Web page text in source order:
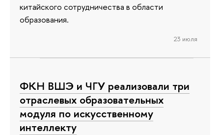
китайского сотрудничества в области
образования.
23 июля
ФКН ВШЭ и ЧГУ реализовали три
отраслевых образовательных
модуля по искусственному
интеллекту